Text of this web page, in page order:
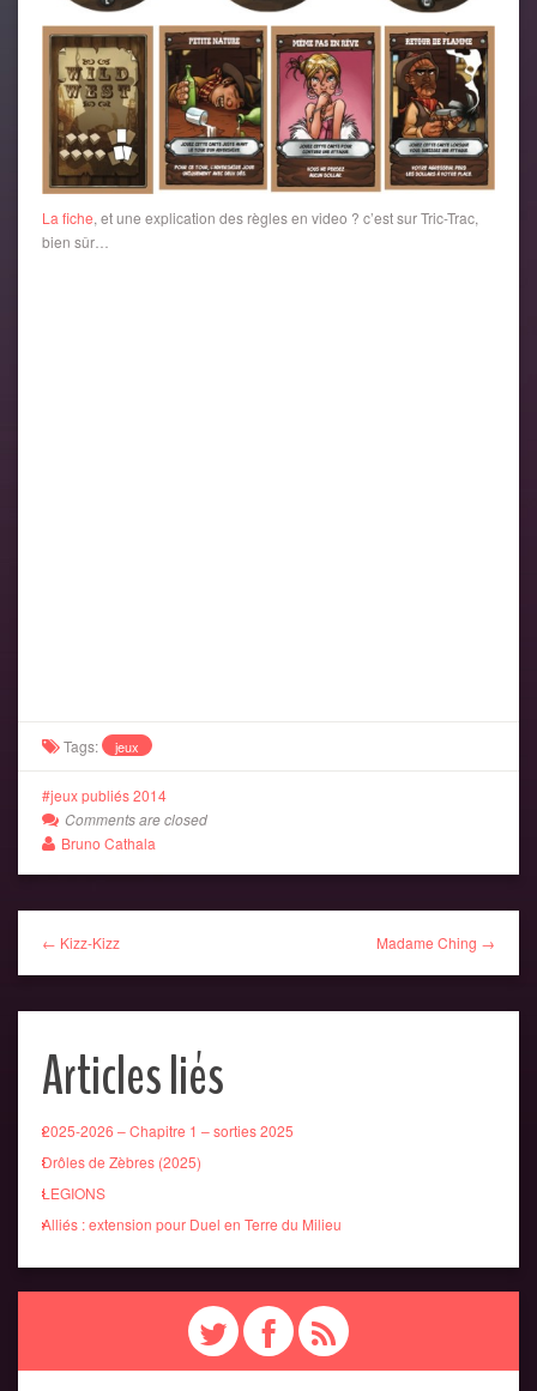
La fiche, et une explication des règles en video ? c’est sur Tric-Trac,
bien sûr…
Tags: jeux
jeux publiés 2014
Comments are closed
Bruno Cathala
← Kizz-Kizz Madame Ching →
Articles liés
2025-2026 – Chapitre 1 – sorties 2025
Drôles de Zèbres (2025)
LEGIONS
Alliés : extension pour Duel en Terre du Milieu